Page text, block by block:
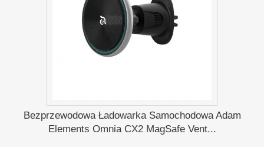
Bezprzewodowa Ładowarka Samochodowa Adam
Elements Omnia CX2 MagSafe Vent...